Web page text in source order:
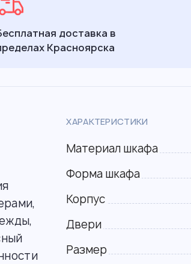
доставка в
Красноярска
ХАРАКТЕРИСТИКИ
Материал шкафа
Форма шкафа
Корпус
Двери
Размер